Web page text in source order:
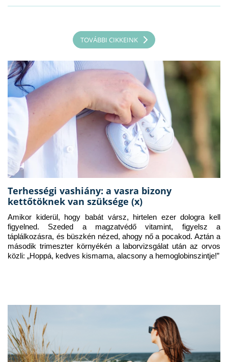
TOVÁBBI CIKKEINK
Terhességi vashiány: a vasra bizony
kettőtöknek van szüksége (x)
Amikor kiderül, hogy babát vársz, hirtelen ezer dologra kell
figyelned. Szeded a magzatvédő vitamint, figyelsz a
táplálkozásra, és büszkén nézed, ahogy nő a pocakod. Aztán a
második trimeszter környékén a laborvizsgálat után az orvos
közli: „Hoppá, kedves kismama, alacsony a hemoglobinszintje!”